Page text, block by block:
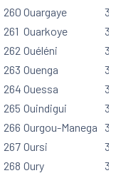
260
261
262
263
264
265
266
267
268
Ouargaye
Ouarkoye
Ouéléni
Ouenga
Ouessa
Ouindigui
Ourgou-Manega
Oursi
Oury
361